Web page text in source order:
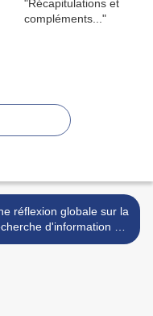
réflexion globale sur la
d'information en
ligne >